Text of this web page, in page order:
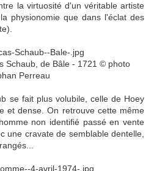
la virtuosité d'un véritable artiste
physionomie que dans l'éclat des
Schaub, de Bâle - 1721 © photo
Perreau
se fait plus volubile, celle de Hoey
et dense. On retrouve cette même
non identifié passé en vente
une cravate de semblable dentelle,